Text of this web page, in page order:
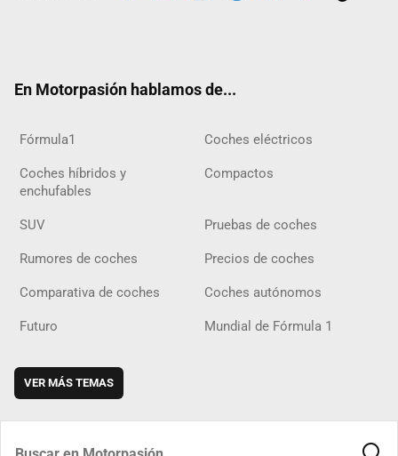
En Motorpasión hablamos de...
Fórmula1 Coches eléctricos
Coches híbridos y
enchufables
Compactos
SUV Pruebas de coches
Rumores de coches Precios de coches
Comparativa de coches Coches autónomos
Futuro Mundial de Fórmula 1
VER MÁS TEMAS